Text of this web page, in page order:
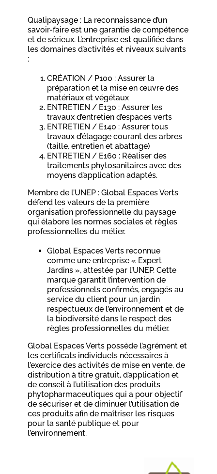
Qualipaysage : La reconnaissance d’un
savoir-faire est une garantie de compétence
et de sérieux. L’entreprise est qualifiée dans
les domaines d’activités et niveaux suivants
:
CRÉATION / P100 : Assurer la
préparation et la mise en œuvre des
matériaux et végétaux
ENTRETIEN / E130 : Assurer les
travaux d’entretien d’espaces verts
ENTRETIEN / E140 : Assurer tous
travaux d’élagage courant des arbres
(taille, entretien et abattage)
ENTRETIEN / E160 : Réaliser des
traitements phytosanitaires avec des
moyens d’application adaptés.
Membre de l’UNEP : Global Espaces Verts
défend les valeurs de la première
organisation professionnelle du paysage
qui élabore les normes sociales et règles
professionnelles du métier.
Global Espaces Verts reconnue
comme une entreprise « Expert
Jardins », attestée par l’UNEP. Cette
marque garantit l’intervention de
professionnels confirmés, engagés au
service du client pour un jardin
respectueux de l’environnement et de
la biodiversité dans le respect des
règles professionnelles du métier.
Global Espaces Verts possède l’agrément et
les certificats individuels nécessaires à
l’exercice des activités de mise en vente, de
distribution à titre gratuit, d’application et
de conseil à l’utilisation des produits
phytopharmaceutiques qui a pour objectif
de sécuriser et de diminuer l’utilisation de
ces produits afin de maîtriser les risques
pour la santé publique et pour
l’environnement.